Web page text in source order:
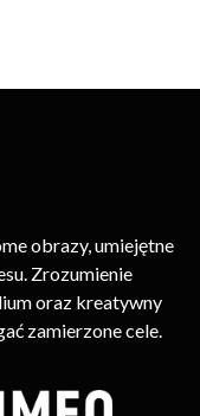
obrazy, umiejętne
Zrozumienie
oraz kreatywny
zamierzone cele.